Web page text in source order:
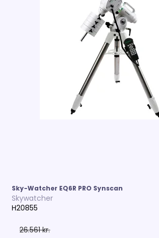
Sky-Watcher EQ6R PRO Synscan
Skywatcher
H20855
26.561 kr.